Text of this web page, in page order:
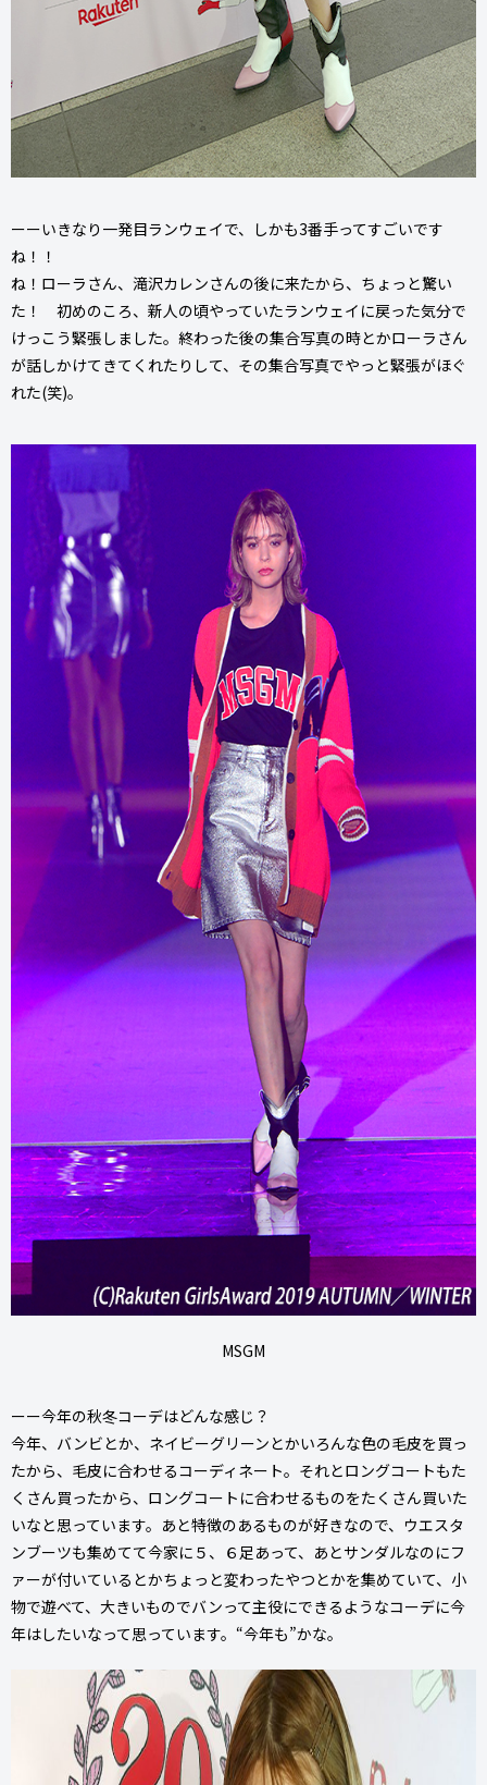
ーーいきなり一発目ランウェイで、しかも3番手ってすごいです
ね！！
ね！ローラさん、滝沢カレンさんの後に来たから、ちょっと驚い
た！ 初めのころ、新人の頃やっていたランウェイに戻った気分で
けっこう緊張しました。終わった後の集合写真の時とかローラさん
が話しかけてきてくれたりして、その集合写真でやっと緊張がほぐ
れた(笑)。
MSGM
ーー今年の秋冬コーデはどんな感じ？
今年、バンビとか、ネイビーグリーンとかいろんな色の毛皮を買っ
たから、毛皮に合わせるコーディネート。それとロングコートもた
くさん買ったから、ロングコートに合わせるものをたくさん買いた
いなと思っています。あと特徴のあるものが好きなので、ウエスタ
ンブーツも集めてて今家に５、６足あって、あとサンダルなのにフ
ァーが付いているとかちょっと変わったやつとかを集めていて、小
物で遊べて、大きいものでバンって主役にできるようなコーデに今
年はしたいなって思っています。“今年も”かな。